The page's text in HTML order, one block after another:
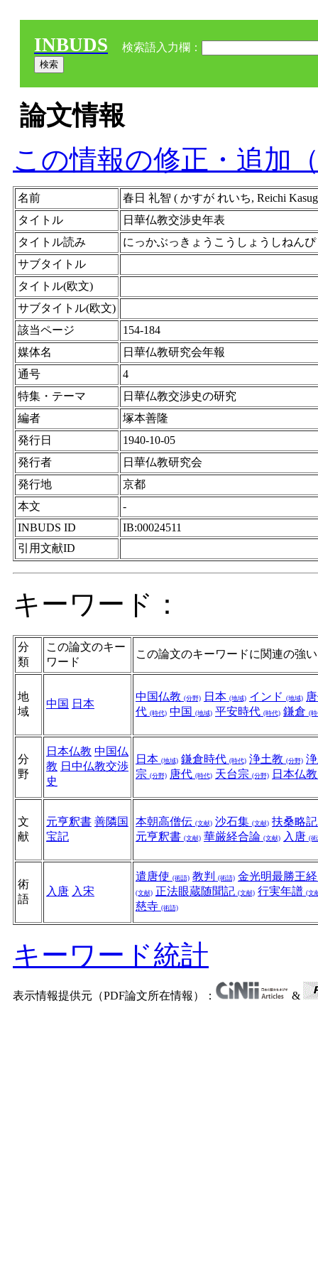
INBUDS 検索語入力欄：
論文情報
この情報の修正・追加
名前
春日 礼智 ( かすが れいち, Reichi
タイトル
日華仏教交渉史年表
タイトル読み
にっかぶっきょうこうしょうしねん
サブタイトル
タイトル(欧文)
サブタイトル(欧文)
該当ページ
154-184
媒体名
日華仏教研究会年報
通号
4
特集・テーマ
日華仏教交渉史の研究
編者
塚本善隆
発行日
1940-10-05
発行者
日華仏教研究会
発行地
京都
本文
-
INBUDS ID
IB:00024511
引用文献ID
キーワード：
分
類
この論文のキー
ワード
この論文のキーワードに関連の強
地
域
中国 日本
中国仏教 (分野) 日本 (地域) インド (地域)
代 (時代) 中国 (地域) 平安時代 (時代) 鎌倉 (
分
野
日本仏教 中国仏
教 日中仏教交渉
史
日本 (地域) 鎌倉時代 (時代) 浄土教 (分野)
宗 (分野) 唐代 (時代) 天台宗 (分野) 日本仏
文
献
元亨釈書 善隣国
宝記
本朝高僧伝 (文献) 沙石集 (文献) 扶桑略
元亨釈書 (文献) 華厳経合論 (文献) 入唐 (
術
語
入唐 入宋
遣唐使 (術語) 教判 (術語) 金光明最勝王
(文献) 正法眼蔵随聞記 (文献) 行実年譜 (文
慈寺 (術語)
キーワード統計
表示情報提供元（PDF論文所在情報）： &